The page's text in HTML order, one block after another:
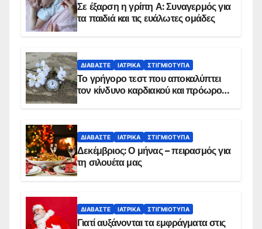
Σε έξαρση η γρίπη Α: Συναγερμός για
τα παιδιά και τις ευάλωτες ομάδες
ΔΙΑΒΆΣΤΕ ΙΑΤΡΙΚΆ ΣΤΙΓΜΙΌΤΥΠΑ
Το γρήγορο τεστ που αποκαλύπτει
τον κίνδυνο καρδιακού και πρόωρου
ΔΙΑΒΆΣΤΕ ΙΑΤΡΙΚΆ ΣΤΙΓΜΙΌΤΥΠΑ
Δεκέμβριος: Ο μήνας – πειρασμός για
τη σιλουέτα μας
ΔΙΑΒΆΣΤΕ ΙΑΤΡΙΚΆ ΣΤΙΓΜΙΌΤΥΠΑ
Γιατί αυξάνονται τα εμφράγματα στις